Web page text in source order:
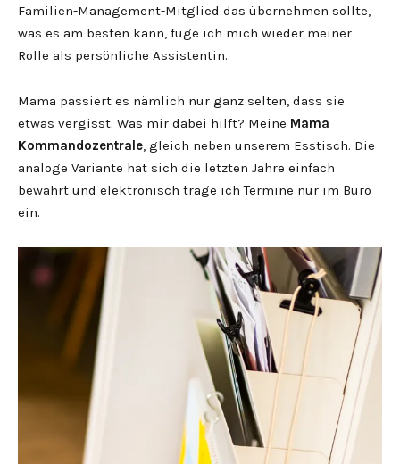
Familien-Management-Mitglied das übernehmen sollte,
was es am besten kann, füge ich mich wieder meiner
Rolle als persönliche Assistentin.
Mama passiert es nämlich nur ganz selten, dass sie
etwas vergisst. Was mir dabei hilft? Meine Mama
Kommandozentrale, gleich neben unserem Esstisch. Die
analoge Variante hat sich die letzten Jahre einfach
bewährt und elektronisch trage ich Termine nur im Büro
ein.